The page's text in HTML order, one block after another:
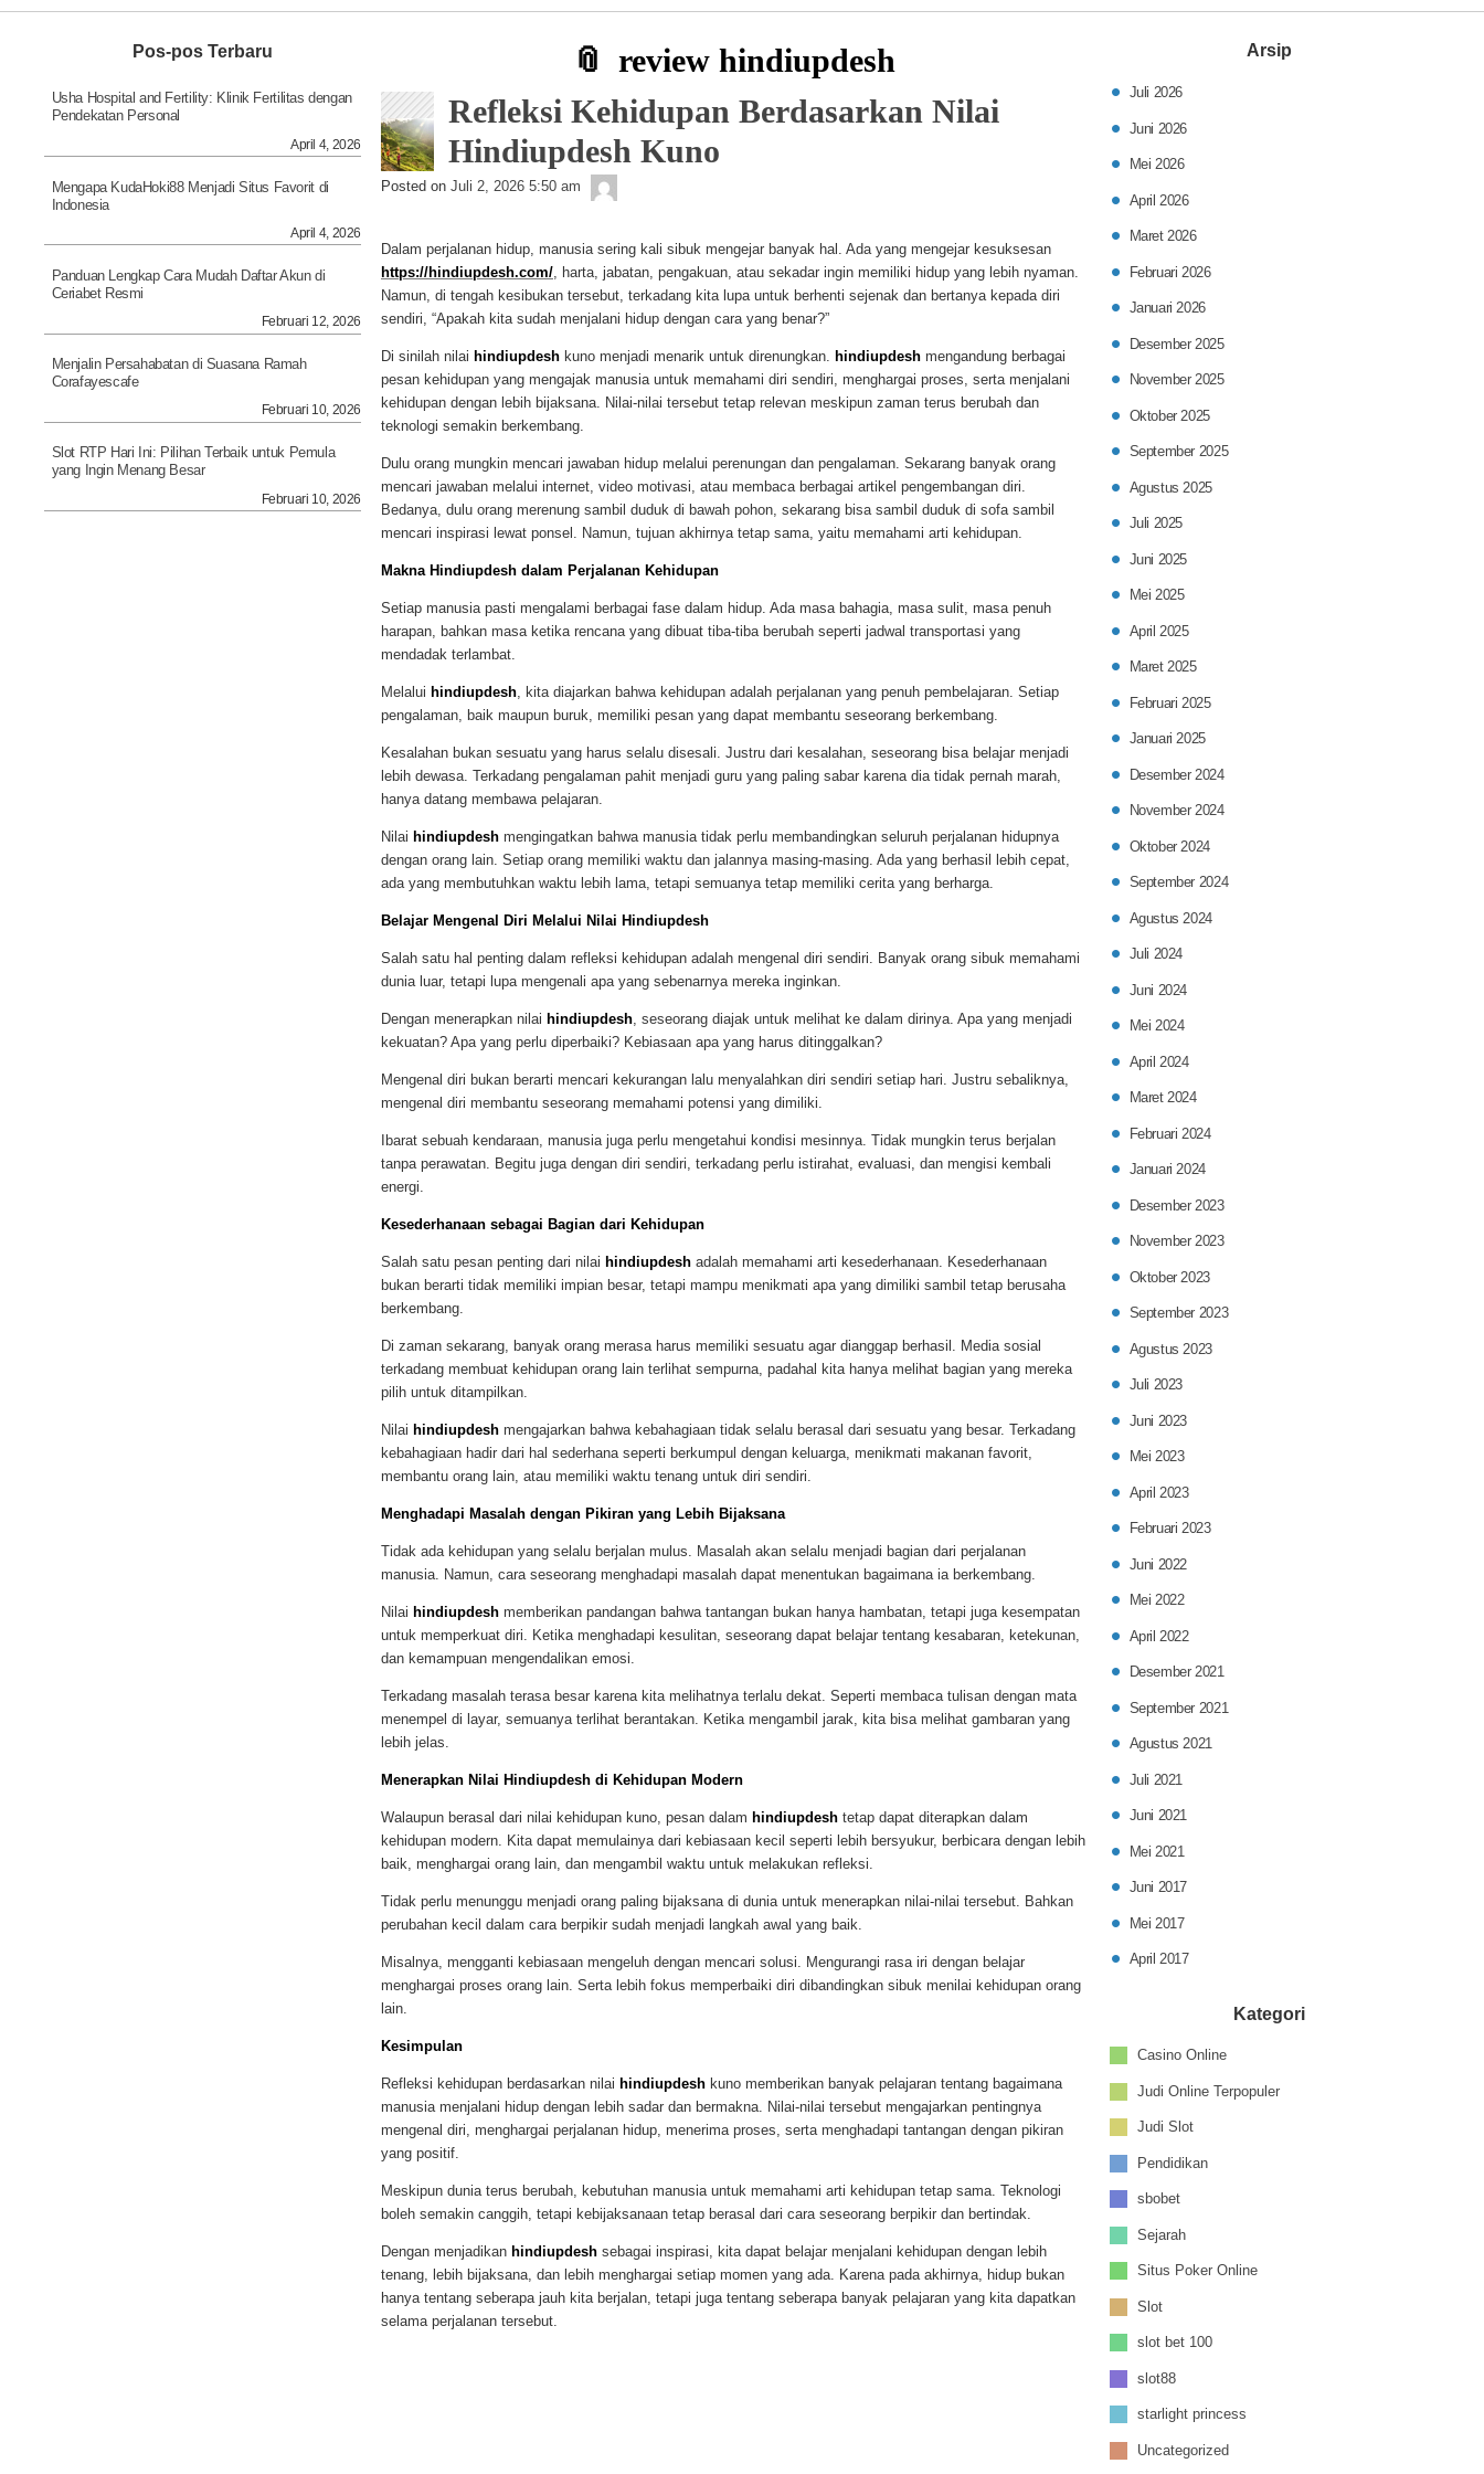
review hindiupdesh
Refleksi Kehidupan Berdasarkan Nilai
Hindiupdesh Kuno
Posted on Juli 2, 2026 5:50 am
Dalam perjalanan hidup, manusia sering kali sibuk mengejar banyak hal. Ada yang mengejar kesuksesan
https://hindiupdesh.com/ , harta, jabatan, pengakuan, atau sekadar ingin memiliki hidup yang lebih nyaman.
Namun, di tengah kesibukan tersebut, terkadang kita lupa untuk berhenti sejenak dan bertanya kepada diri
sendiri, “Apakah kita sudah menjalani hidup dengan cara yang benar?”
Di sinilah nilai hindiupdesh kuno menjadi menarik untuk direnungkan. hindiupdesh mengandung berbagai
pesan kehidupan yang mengajak manusia untuk memahami diri sendiri, menghargai proses, serta menjalani
kehidupan dengan lebih bijaksana. Nilai-nilai tersebut tetap relevan meskipun zaman terus berubah dan
teknologi semakin berkembang.
Dulu orang mungkin mencari jawaban hidup melalui perenungan dan pengalaman. Sekarang banyak orang
mencari jawaban melalui internet, video motivasi, atau membaca berbagai artikel pengembangan diri.
Bedanya, dulu orang merenung sambil duduk di bawah pohon, sekarang bisa sambil duduk di sofa sambil
mencari inspirasi lewat ponsel. Namun, tujuan akhirnya tetap sama, yaitu memahami arti kehidupan.
Makna Hindiupdesh dalam Perjalanan Kehidupan
Setiap manusia pasti mengalami berbagai fase dalam hidup. Ada masa bahagia, masa sulit, masa penuh
harapan, bahkan masa ketika rencana yang dibuat tiba-tiba berubah seperti jadwal transportasi yang
mendadak terlambat.
Melalui hindiupdesh , kita diajarkan bahwa kehidupan adalah perjalanan yang penuh pembelajaran. Setiap
pengalaman, baik maupun buruk, memiliki pesan yang dapat membantu seseorang berkembang.
Kesalahan bukan sesuatu yang harus selalu disesali. Justru dari kesalahan, seseorang bisa belajar menjadi
lebih dewasa. Terkadang pengalaman pahit menjadi guru yang paling sabar karena dia tidak pernah marah,
hanya datang membawa pelajaran.
Nilai hindiupdesh mengingatkan bahwa manusia tidak perlu membandingkan seluruh perjalanan hidupnya
dengan orang lain. Setiap orang memiliki waktu dan jalannya masing-masing. Ada yang berhasil lebih cepat,
ada yang membutuhkan waktu lebih lama, tetapi semuanya tetap memiliki cerita yang berharga.
Belajar Mengenal Diri Melalui Nilai Hindiupdesh
Salah satu hal penting dalam refleksi kehidupan adalah mengenal diri sendiri. Banyak orang sibuk memahami
dunia luar, tetapi lupa mengenali apa yang sebenarnya mereka inginkan.
Dengan menerapkan nilai hindiupdesh , seseorang diajak untuk melihat ke dalam dirinya. Apa yang menjadi
kekuatan? Apa yang perlu diperbaiki? Kebiasaan apa yang harus ditinggalkan?
Mengenal diri bukan berarti mencari kekurangan lalu menyalahkan diri sendiri setiap hari. Justru sebaliknya,
mengenal diri membantu seseorang memahami potensi yang dimiliki.
Ibarat sebuah kendaraan, manusia juga perlu mengetahui kondisi mesinnya. Tidak mungkin terus berjalan
tanpa perawatan. Begitu juga dengan diri sendiri, terkadang perlu istirahat, evaluasi, dan mengisi kembali
energi.
Kesederhanaan sebagai Bagian dari Kehidupan
Salah satu pesan penting dari nilai hindiupdesh adalah memahami arti kesederhanaan. Kesederhanaan
bukan berarti tidak memiliki impian besar, tetapi mampu menikmati apa yang dimiliki sambil tetap berusaha
berkembang.
Di zaman sekarang, banyak orang merasa harus memiliki sesuatu agar dianggap berhasil. Media sosial
terkadang membuat kehidupan orang lain terlihat sempurna, padahal kita hanya melihat bagian yang mereka
pilih untuk ditampilkan.
Nilai hindiupdesh mengajarkan bahwa kebahagiaan tidak selalu berasal dari sesuatu yang besar. Terkadang
kebahagiaan hadir dari hal sederhana seperti berkumpul dengan keluarga, menikmati makanan favorit,
membantu orang lain, atau memiliki waktu tenang untuk diri sendiri.
Menghadapi Masalah dengan Pikiran yang Lebih Bijaksana
Tidak ada kehidupan yang selalu berjalan mulus. Masalah akan selalu menjadi bagian dari perjalanan
manusia. Namun, cara seseorang menghadapi masalah dapat menentukan bagaimana ia berkembang.
Nilai hindiupdesh memberikan pandangan bahwa tantangan bukan hanya hambatan, tetapi juga kesempatan
untuk memperkuat diri. Ketika menghadapi kesulitan, seseorang dapat belajar tentang kesabaran, ketekunan,
dan kemampuan mengendalikan emosi.
Terkadang masalah terasa besar karena kita melihatnya terlalu dekat. Seperti membaca tulisan dengan mata
menempel di layar, semuanya terlihat berantakan. Ketika mengambil jarak, kita bisa melihat gambaran yang
lebih jelas.
Menerapkan Nilai Hindiupdesh di Kehidupan Modern
Walaupun berasal dari nilai kehidupan kuno, pesan dalam hindiupdesh tetap dapat diterapkan dalam
kehidupan modern. Kita dapat memulainya dari kebiasaan kecil seperti lebih bersyukur, berbicara dengan lebih
baik, menghargai orang lain, dan mengambil waktu untuk melakukan refleksi.
Tidak perlu menunggu menjadi orang paling bijaksana di dunia untuk menerapkan nilai-nilai tersebut. Bahkan
perubahan kecil dalam cara berpikir sudah menjadi langkah awal yang baik.
Misalnya, mengganti kebiasaan mengeluh dengan mencari solusi. Mengurangi rasa iri dengan belajar
menghargai proses orang lain. Serta lebih fokus memperbaiki diri dibandingkan sibuk menilai kehidupan orang
lain.
Kesimpulan
Refleksi kehidupan berdasarkan nilai hindiupdesh kuno memberikan banyak pelajaran tentang bagaimana
manusia menjalani hidup dengan lebih sadar dan bermakna. Nilai-nilai tersebut mengajarkan pentingnya
mengenal diri, menghargai perjalanan hidup, menerima proses, serta menghadapi tantangan dengan pikiran
yang positif.
Meskipun dunia terus berubah, kebutuhan manusia untuk memahami arti kehidupan tetap sama. Teknologi
boleh semakin canggih, tetapi kebijaksanaan tetap berasal dari cara seseorang berpikir dan bertindak.
Dengan menjadikan hindiupdesh sebagai inspirasi, kita dapat belajar menjalani kehidupan dengan lebih
tenang, lebih bijaksana, dan lebih menghargai setiap momen yang ada. Karena pada akhirnya, hidup bukan
hanya tentang seberapa jauh kita berjalan, tetapi juga tentang seberapa banyak pelajaran yang kita dapatkan
selama perjalanan tersebut.
Arsip
Juli 2026
Juni 2026
Mei 2026
April 2026
Maret 2026
Februari 2026
Januari 2026
Desember 2025
November 2025
Oktober 2025
September 2025
Agustus 2025
Juli 2025
Juni 2025
Mei 2025
April 2025
Maret 2025
Februari 2025
Januari 2025
Desember 2024
November 2024
Oktober 2024
September 2024
Agustus 2024
Juli 2024
Juni 2024
Mei 2024
April 2024
Maret 2024
Februari 2024
Januari 2024
Desember 2023
November 2023
Oktober 2023
September 2023
Agustus 2023
Juli 2023
Juni 2023
Mei 2023
April 2023
Februari 2023
Juni 2022
Mei 2022
April 2022
Desember 2021
September 2021
Agustus 2021
Juli 2021
Juni 2021
Mei 2021
Juni 2017
Mei 2017
April 2017
Kategori
Casino Online
Judi Online Terpopuler
Judi Slot
Pendidikan
sbobet
Sejarah
Situs Poker Online
Slot
slot bet 100
slot88
starlight princess
Uncategorized
Pos-pos Terbaru
Usha Hospital and Fertility: Klinik Fertilitas dengan
Pendekatan Personal
April 4, 2026
Mengapa KudaHoki88 Menjadi Situs Favorit di
Indonesia
April 4, 2026
Panduan Lengkap Cara Mudah Daftar Akun di
Ceriabet Resmi
Februari 12, 2026
Menjalin Persahabatan di Suasana Ramah
Corafayescafe
Februari 10, 2026
Slot RTP Hari Ini: Pilihan Terbaik untuk Pemula
yang Ingin Menang Besar
Februari 10, 2026